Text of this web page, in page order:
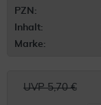
PZN:
Inhalt:
Marke:
UVP 5,70 €